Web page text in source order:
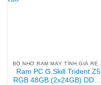
Ram PC G.Skill Trident Z5
RGB 48GB (2x24GB) DDR5